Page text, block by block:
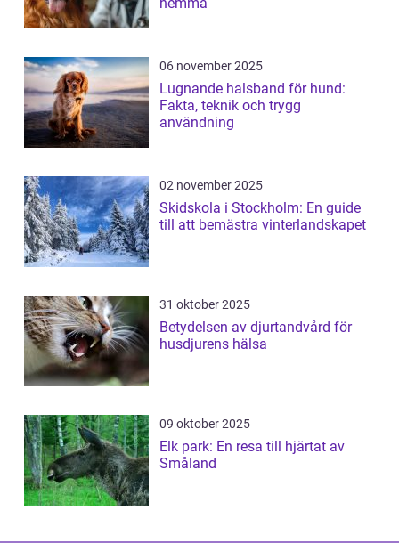
06 november 2025
Lugnande halsband för hund:
Fakta, teknik och trygg
användning
02 november 2025
Skidskola i Stockholm: En guide
till att bemästra vinterlandskapet
31 oktober 2025
Betydelsen av djurtandvård för
husdjurens hälsa
09 oktober 2025
Elk park: En resa till hjärtat av
Småland